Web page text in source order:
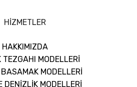
HİZMETLER
HAKKIMIZDA
TEZGAHI MODELLERİ
BASAMAK MODELLERİ
DENİZLİK MODELLERİ